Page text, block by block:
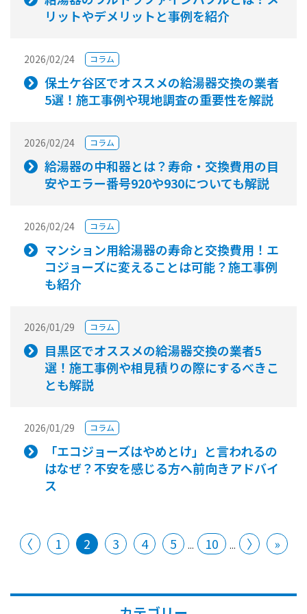
リットやデメリットと事例を紹介
2026/02/24 コラム
保土ケ谷区でオススメの給湯器交換の業者
5選！施工事例や現地調査の重要性を解説
2026/02/24 コラム
給湯器の中和器とは？寿命・交換費用の目
安やエラー番号920や930についても解説
2026/02/24 コラム
マンション用給湯器の寿命と交換費用！エ
コジョーズに変えることは可能？施工事例
も紹介
2026/01/29 コラム
目黒区でオススメの給湯器交換の業者5
選！施工事例や相見積りの際にするべきこ
とも解説
2026/01/29 コラム
「エコジョーズはやめとけ」と言われるの
はなぜ？不安を感じる方へ前向きアドバイ
ス
〈 1 2 3 4 5 ... 10 ... 〉 »